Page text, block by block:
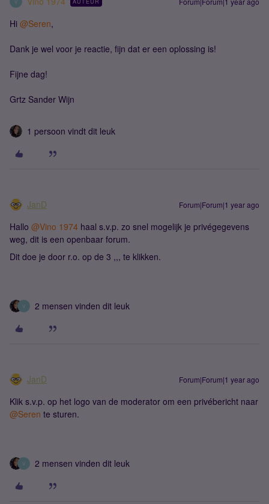
Hi ​ @Seren,
Dank je wel voor je reactie, fijn dat er een oplossing is!
Fijne dag!
Grtz Sander Wijn
1 persoon vindt dit leuk
JanD Forum|Forum|1 year ago
Hallo ​ @Vino 1974 haal s.v.p. zo snel mogelijk je privégegevens
weg, dit is een openbaar forum.
Dit doe je door r.o. op de 3 ,,, te klikken.
V 2 mensen vinden dit leuk
JanD Forum|Forum|1 year ago
Klik s.v.p. op het logo van de moderator om een privébericht naar
@Seren te sturen.
V 2 mensen vinden dit leuk